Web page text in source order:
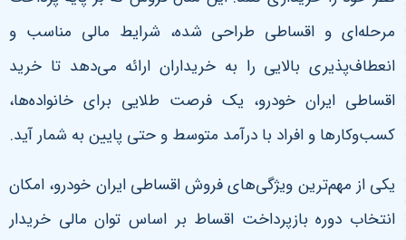
مرحله‌ای و اقساطی طراحی شده، شرایط مالی مناسب و
انعطاف‌پذیری بالایی را به خریداران ارائه می‌دهد تا خرید
اقساطی ایران خودرو، یک فرصت طلایی برای خانواده‌ها،
کسب‌وکارها و افراد با درآمد متوسط و حتی پایین به شمار آید.
یکی از مهم‌ترین ویژگی‌های فروش اقساطی ایران خودرو، امکان
انتخاب دوره بازپرداخت اقساط بر اساس توان مالی خریدار